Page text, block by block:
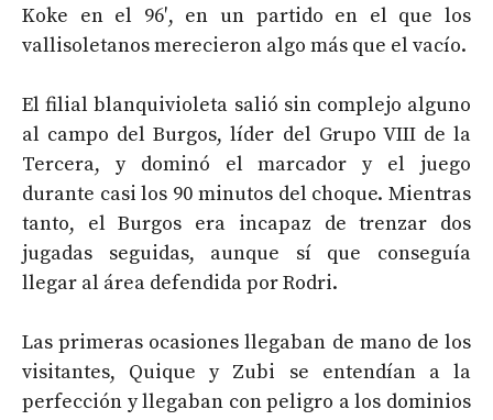
Koke en el 96′, en un partido en el que los
vallisoletanos merecieron algo más que el vacío.
El filial blanquivioleta salió sin complejo alguno
al campo del Burgos, líder del Grupo VIII de la
Tercera, y dominó el marcador y el juego
durante casi los 90 minutos del choque. Mientras
tanto, el Burgos era incapaz de trenzar dos
jugadas seguidas, aunque sí que conseguía
llegar al área defendida por Rodri.
Las primeras ocasiones llegaban de mano de los
visitantes, Quique y Zubi se entendían a la
perfección y llegaban con peligro a los dominios